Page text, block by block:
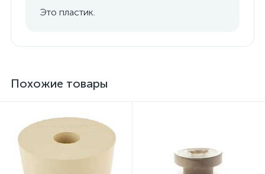
Это пластик.
Похожие товары